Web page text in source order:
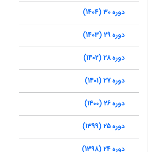
دوره 30 (1404)
دوره 29 (1403)
دوره 28 (1402)
دوره 27 (1401)
دوره 26 (1400)
دوره 25 (1399)
دوره 24 (1398)